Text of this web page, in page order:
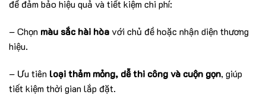
để đảm bảo hiệu quả và tiết kiệm chi phí:
– Chọn màu sắc hài hòavới chủ đề hoặc nhận diện thương
hiệu.
– Ưu tiên loại thảm mỏng, dễ thi công và cuộn gọn, giúp
tiết kiệm thời gian lắp đặt.